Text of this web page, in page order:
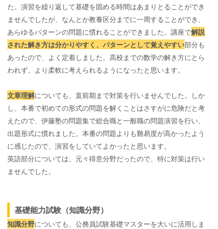
た。演習を繰り返して基礎を固める時間はあまりとることができ
ませんでしたが、なんとか教養区分までに一周することができ、
あらゆるパターンの問題に慣れることができました。講座で解説
された解き方は分かりやすく、パターンとして覚えやすい部分も
あったので、よく定着しました。高校までの数学の解き方にとら
われず、より柔軟に考えられるようになったと思います。
文章理解についても、直前期まで対策を行いませんでした。しか
し、本番で初めての形式の問題を解くことはさすがに危険だと考
えたので、伊藤塾の問題集で総合職と一般職の問題演習を行い、
出題形式に慣れました。本番の問題よりも難易度が高かったよう
に感じたので、演習をしていてよかったと思います。
英語部分については、元々得意分野だったので、特に対策は行い
ませんでした。
基礎能力試験（知識分野）
知識分野についても、公務員試験基礎マスターを大いに活用しま